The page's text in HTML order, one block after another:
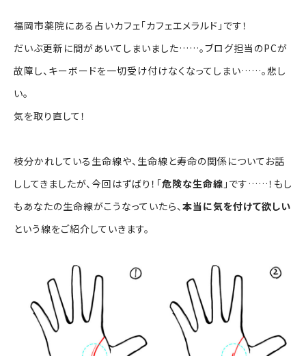
福岡市薬院にある占いカフェ「カフェエメラルド」です！
だいぶ更新に間があいてしまいました……。ブログ担当のPCが
故障し、キーボードを一切受け付けなくなってしまい……。悲し
い。
気を取り直して！
枝分かれしている生命線や、生命線と寿命の関係についてお話
ししてきましたが、今回はずばり！「危険な生命線 」です……！もし
もあなたの生命線がこうなっていたら、本当に気を付けて欲しい
という線をご紹介していきます。